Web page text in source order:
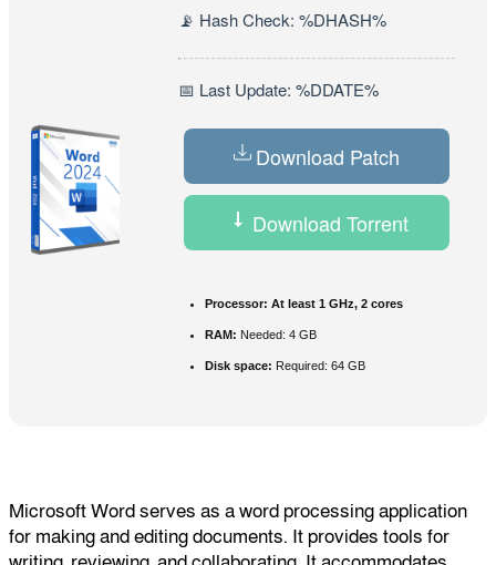
📡 Hash Check: %DHASH%
📅 Last Update: %DDATE%
Download Patch
Download Torrent
Processor: At least 1 GHz, 2 cores
RAM: Needed: 4 GB
Disk space: Required: 64 GB
Microsoft Word serves as a word processing application
for making and editing documents. It provides tools for